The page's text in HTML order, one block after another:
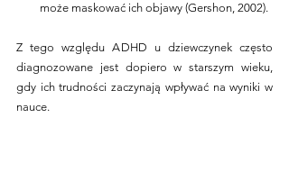
może maskować ich objawy (Gershon, 2002).
Z tego względu ADHD u dziewczynek często
diagnozowane jest dopiero w starszym wieku,
gdy ich trudności zaczynają wpływać na wyniki w
nauce.